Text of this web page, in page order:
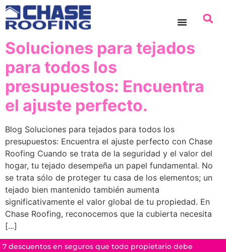
contenido
Soluciones para tejados
para todos los
presupuestos: Encuentra
el ajuste perfecto.
Blog Soluciones para tejados para todos los
presupuestos: Encuentra el ajuste perfecto con Chase
Roofing Cuando se trata de la seguridad y el valor del
hogar, tu tejado desempeña un papel fundamental. No
se trata sólo de proteger tu casa de los elementos; un
tejado bien mantenido también aumenta
significativamente el valor global de tu propiedad. En
Chase Roofing, reconocemos que la cubierta necesita
[...]
7 descuentos en seguros que todo propietario debe